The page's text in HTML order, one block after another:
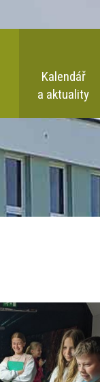
Kalendář
a aktuality